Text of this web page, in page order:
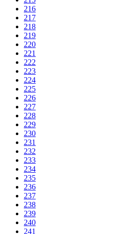
216
217
218
219
220
221
222
223
224
225
226
227
228
229
230
231
232
233
234
235
236
237
238
239
240
241